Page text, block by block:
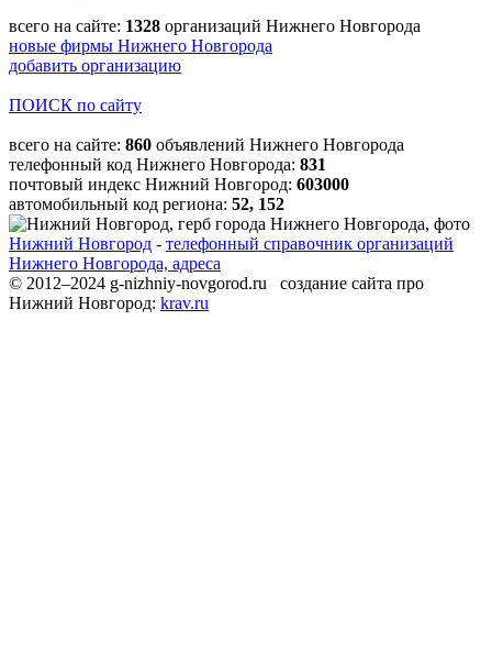
всего на сайте: 1328 организаций Нижнего Новгорода
новые фирмы Нижнего Новгорода
добавить организацию
ПОИСК по сайту
всего на сайте: 860 объявлений Нижнего Новгорода
телефонный код Нижнего Новгорода: 831
почтовый индекс Нижний Новгород: 603000
автомобильный код региона: 52, 152
Нижний Новгород - телефонный справочник организаций
Нижнего Новгорода, адреса
© 2012–2024 g-nizhniy-novgorod.ru создание сайта про
Нижний Новгород: krav.ru